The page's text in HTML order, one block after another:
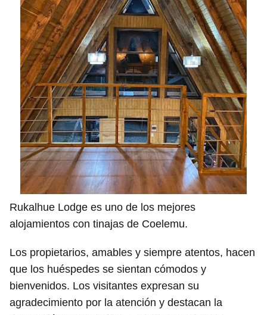
Rukalhue Lodge es uno de los mejores
alojamientos con tinajas de Coelemu.
Los propietarios, amables y siempre atentos, hacen
que los huéspedes se sientan cómodos y
bienvenidos. Los visitantes expresan su
agradecimiento por la atención y destacan la